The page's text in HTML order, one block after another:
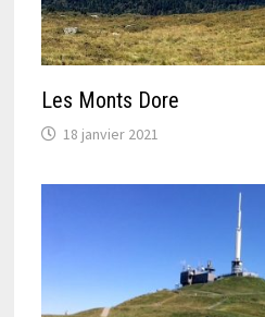
Les Monts Dore
18 janvier 2021